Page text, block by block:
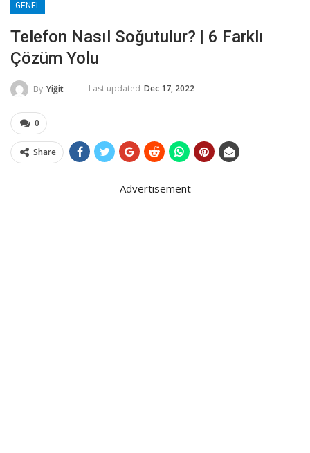
GENEL
Telefon Nasıl Soğutulur? | 6 Farklı
Çözüm Yolu
By Yiğit Last updated Dec 17, 2022
0
Share
Advertisement